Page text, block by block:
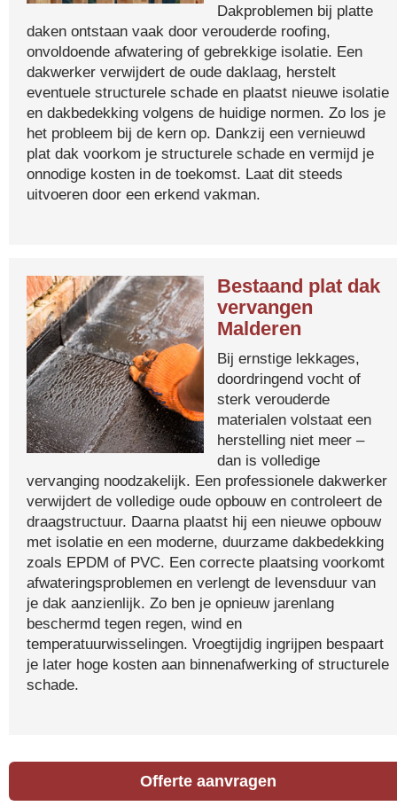
Dakproblemen bij platte
daken ontstaan vaak door verouderde roofing,
onvoldoende afwatering of gebrekkige isolatie. Een
dakwerker verwijdert de oude daklaag, herstelt
eventuele structurele schade en plaatst nieuwe isolatie
en dakbedekking volgens de huidige normen. Zo los je
het probleem bij de kern op. Dankzij een vernieuwd
plat dak voorkom je structurele schade en vermijd je
onnodige kosten in de toekomst. Laat dit steeds
uitvoeren door een erkend vakman.
Bestaand plat dak
vervangen
Malderen
Bij ernstige lekkages,
doordringend vocht of
sterk verouderde
materialen volstaat een
herstelling niet meer –
dan is volledige
vervanging noodzakelijk. Een professionele dakwerker
verwijdert de volledige oude opbouw en controleert de
draagstructuur. Daarna plaatst hij een nieuwe opbouw
met isolatie en een moderne, duurzame dakbedekking
zoals EPDM of PVC. Een correcte plaatsing voorkomt
afwateringsproblemen en verlengt de levensduur van
je dak aanzienlijk. Zo ben je opnieuw jarenlang
beschermd tegen regen, wind en
temperatuurwisselingen. Vroegtijdig ingrijpen bespaart
je later hoge kosten aan binnenafwerking of structurele
schade.
Offerte aanvragen